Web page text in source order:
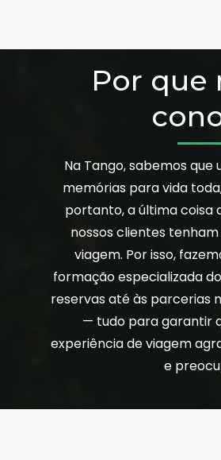
Por que
Na Tango, sabemos
memórias para vida
portanto, a última coisa
nossos clientes
viagem. Por isso,
formação especializada
reservas até às parcerias
— tudo para garantir
experiência de viagem
e